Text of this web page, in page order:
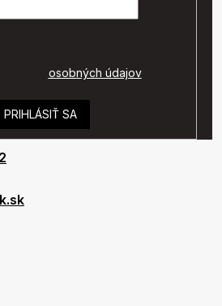
osobných údajov.
PRIHLÁSIŤ SA